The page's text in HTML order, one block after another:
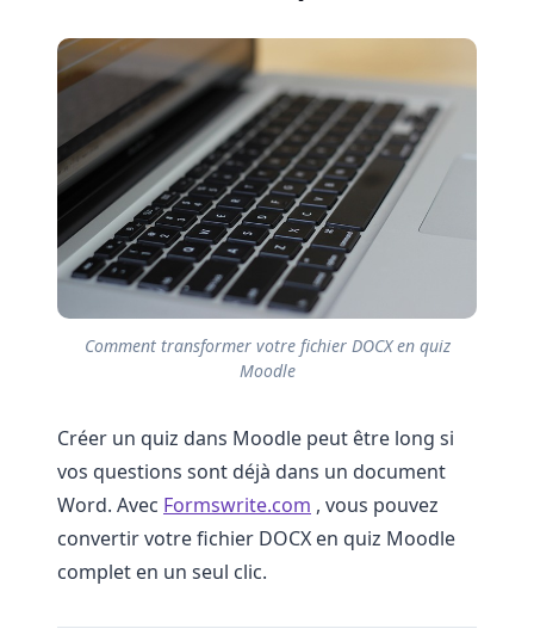
Comment transformer votre fichier DOCX en quiz
Moodle
Créer un quiz dans Moodle peut être long si
vos questions sont déjà dans un document
Word. Avec Formswrite.com , vous pouvez
convertir votre fichier DOCX en quiz Moodle
complet en un seul clic.